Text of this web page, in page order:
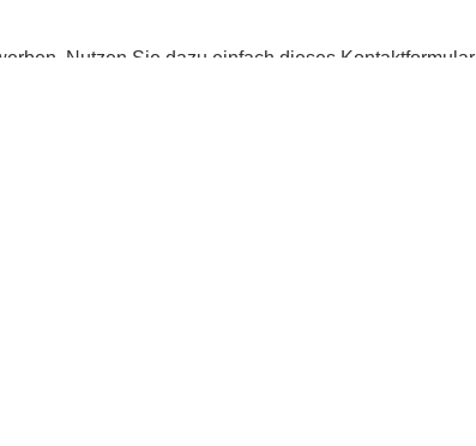
Nutzen Sie dazu einfach dieses Kontaktformular.